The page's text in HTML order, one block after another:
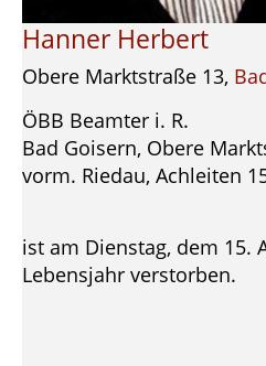
Hanner Herbert
Obere Marktstraße 13,
ÖBB Beamter i. R.
Bad Goisern, Obere
vorm. Riedau, Achleiten
ist am Dienstag, dem 15.
Lebensjahr verstorben.